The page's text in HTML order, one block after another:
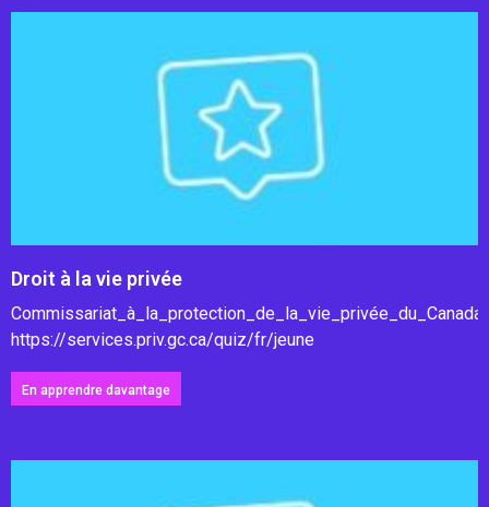
Droit à la vie privée
Commissariat_à_la_protection_de_la_vie_privée_du_Canada
https://services.priv.gc.ca/quiz/fr/jeune
En apprendre davantage